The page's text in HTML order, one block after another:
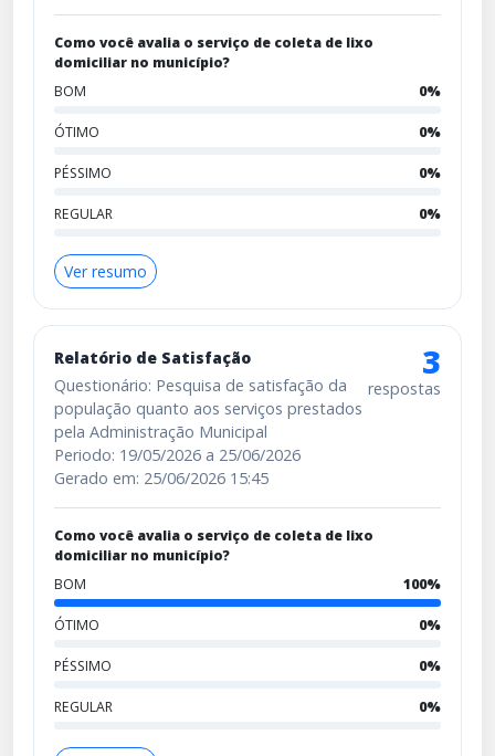
Como você avalia o serviço de coleta de lixo
domiciliar no município?
BOM
0%
ÓTIMO 0%
PÉSSIMO 0%
REGULAR 0%
Ver resumo
Relatório de Satisfação
Questionário: Pesquisa de satisfação da
população quanto aos serviços prestados
pela Administração Municipal
Periodo: 19/05/2026 a 25/06/2026
Gerado em: 25/06/2026 15:45
3
respostas
Como você avalia o serviço de coleta de lixo
domiciliar no município?
BOM
100%
ÓTIMO 0%
PÉSSIMO 0%
REGULAR 0%